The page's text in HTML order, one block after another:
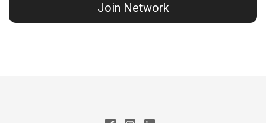
Join Network